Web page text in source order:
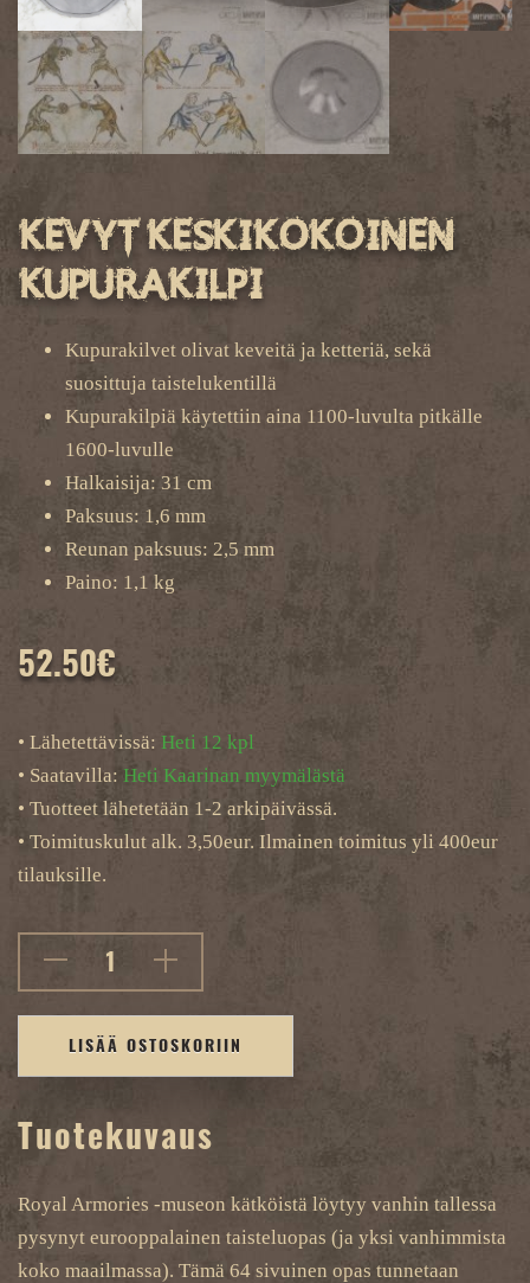
Kevyt keskikokoinen
kupurakilpi
Kupurakilvet olivat keveitä ja ketteriä, sekä
suosittuja taistelukentillä
Kupurakilpiä käytettiin aina 1100-luvulta pitkälle
1600-luvulle
Halkaisija: 31 cm
Paksuus: 1,6 mm
Reunan paksuus: 2,5 mm
Paino: 1,1 kg
52.50€
• Lähetettävissä: Heti 12 kpl
• Saatavilla: Heti Kaarinan myymälästä
• Tuotteet lähetetään 1-2 arkipäivässä.
• Toimituskulut alk. 3,50eur. Ilmainen toimitus yli 400eur
tilauksille.
LISÄÄ OSTOSKORIIN
Tuotekuvaus
Royal Armories -museon kätköistä löytyy vanhin tallessa
pysynyt eurooppalainen taisteluopas (ja yksi vanhimmista
koko maailmassa). Tämä 64 sivuinen opas tunnetaan